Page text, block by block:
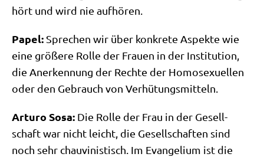
hört und wird nie aufhören.
Papel:Spre­chen wir über kon­kre­te Aspek­te wie
eine grö­ße­re Rol­le der Frau­en in der Insti­tu­ti­on,
die Aner­ken­nung der Rech­te der Homo­se­xu­el­len
oder den Gebrauch von Verhütungsmitteln.
Arturo Sosa: Die Rol­le der Frau in der Gesell­
schaft war nicht leicht, die Gesell­schaf­ten sind
noch sehr chau­vi­ni­stisch. Im Evan­ge­li­um ist die